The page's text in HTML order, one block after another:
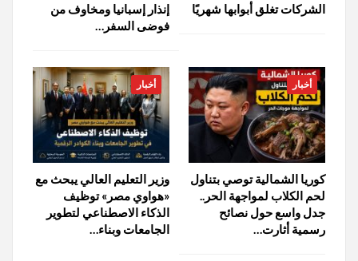
الشركات تغلق أبوابها شهريًا
إنذار إسبانيا ومخاوف من
فوضى السفر…
أخبار
كوريا الشمالية توصي بتناول
لحم الكلاب لمواجهة الحر..
جدل واسع حول نصائح
رسمية أثارت…
أخبار
وزير التعليم العالي يبحث مع
«هواوي مصر» توظيف
الذكاء الاصطناعي لتطوير
الجامعات وبناء…